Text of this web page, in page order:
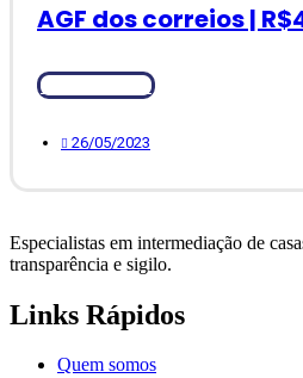
AGF dos correios |
Ver Detalhes
26/05/2023
Especialistas em intermediação de
transparência e sigilo.
Links Rápidos
Quem somos